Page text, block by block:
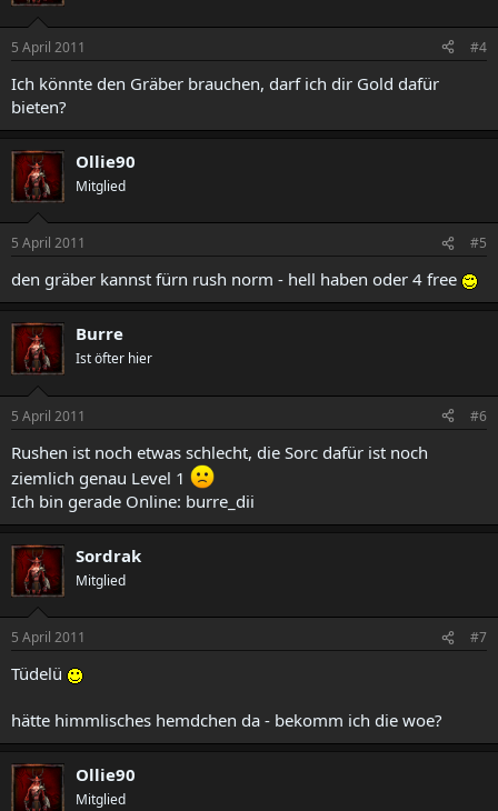
5 April 2011 #4
Ich könnte den Gräber brauchen, darf ich dir Gold dafür
bieten?
Ollie90
Mitglied
5 April 2011 #5
den gräber kannst fürn rush norm - hell haben oder 4 free
Burre
Ist öfter hier
5 April 2011 #6
Rushen ist noch etwas schlecht, die Sorc dafür ist noch
ziemlich genau Level 1
Ich bin gerade Online: burre_dii
Sordrak
Mitglied
5 April 2011 #7
Tüdelü
hätte himmlisches hemdchen da - bekomm ich die woe?
Ollie90
Mitglied